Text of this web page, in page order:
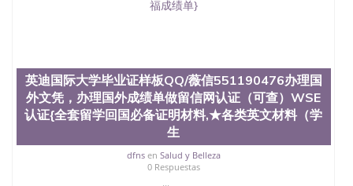
英迪国际大学毕业证样板QQ/薇信551190476办理国
外文凭，办理国外成绩单做留信网认证（可查）WSE
认证{全套留学回国必备证明材料,★各类英文材料（学
生
dfnsen Salud y Belleza
0 Respuestas
...